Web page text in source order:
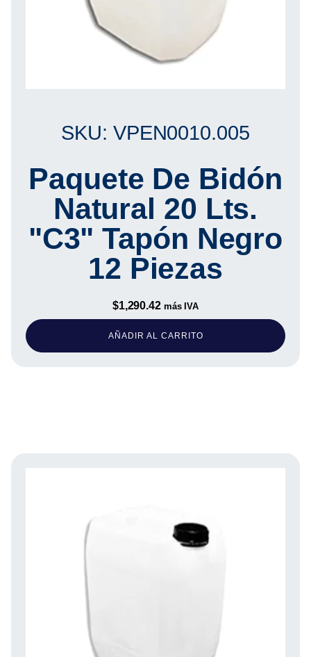
SKU: VPEN0010.005
Paquete De Bidón
Natural 20 Lts.
"C3" Tapón Negro
12 Piezas
$1,290.42 más IVA
AÑADIR AL CARRITO